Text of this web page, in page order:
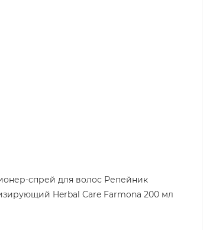
спрей для волос Репейник
Herbal Care Farmona 200 мл